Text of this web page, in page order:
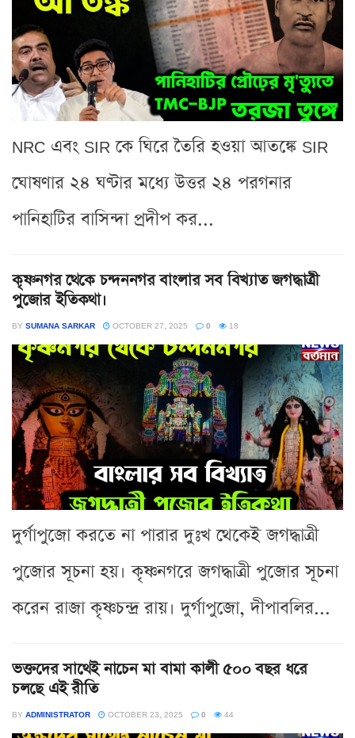
NRC এবং SIR কে ঘিরে তৈরি হওয়া আতঙ্কে SIR
ঘোষণার ২৪ ঘণ্টার মধ্যে উত্তর ২৪ পরগনার
পানিহাটির বাসিন্দা প্রদীপ কর...
কৃষ্ণনগর থেকে চন্দননগর বাংলার সব বিখ্যাত জগদ্ধাত্রী
পুজোর ইতিকথা।
BY SUMANA SARKAR OCTOBER 27, 2025 0 18
দুর্গাপুজো করতে না পারার দুঃখ থেকেই জগদ্ধাত্রী
পুজোর সূচনা হয়। কৃষ্ণনগরে জগদ্ধাত্রী পুজোর সূচনা
করেন রাজা কৃষ্ণচন্দ্র রায়। দুর্গাপুজো, দীপাবলির...
ভক্তদের সাথেই নাচেন মা বামা কালী ৫০০ বছর ধরে
চলছে এই রীতি
BY ADMINISTRATOR OCTOBER 23, 2025 0 44